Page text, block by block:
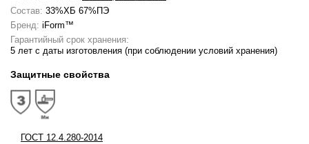
Состав: 33%ХБ 67%ПЭ
Бренд: iForm™
Гарантийный срок хранения:
5 лет с даты изготовления (при соблюдении условий хранения)
Защитные свойства
ГОСТ 12.4.280-2014